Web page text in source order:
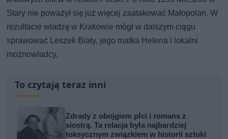
Stary nie poważył się już więcej zaatakować Małopolan. W
rezultacie władzę w Krakowie mógł w dalszym ciągu
sprawować Leszek Biały, jego matka Helena i lokalni
możnowładcy.
To czytają teraz inni
Zdrady z obojgiem płci i romans z
siostrą. Ta relacja była najbardziej
toksycznym związkiem w historii sztuki